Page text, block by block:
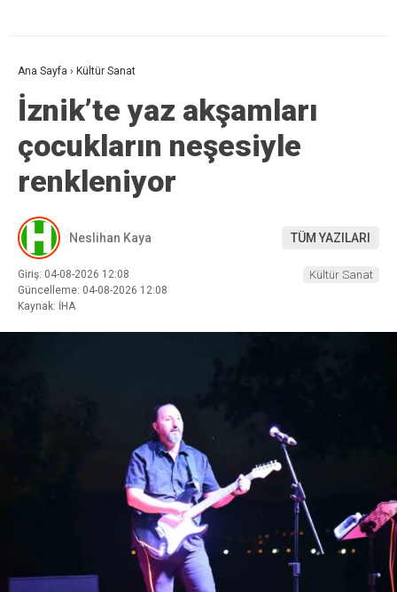
Ana Sayfa › Kültür Sanat
İznik’te yaz akşamları
çocukların neşesiyle
renkleniyor
Neslihan Kaya TÜM YAZILARI
Giriş: 04-08-2026 12:08
Güncelleme: 04-08-2026 12:08
Kaynak: İHA
Kültür Sanat